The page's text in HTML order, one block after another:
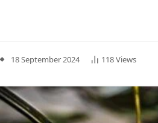
18 September 2024 118Views